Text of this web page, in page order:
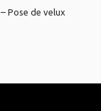
– Pose de velux